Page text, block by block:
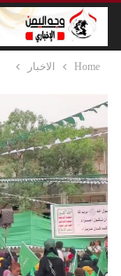
Home الاخبار